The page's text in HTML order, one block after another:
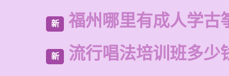
新 福州哪里有成人学古
新 流行唱法培训班多少